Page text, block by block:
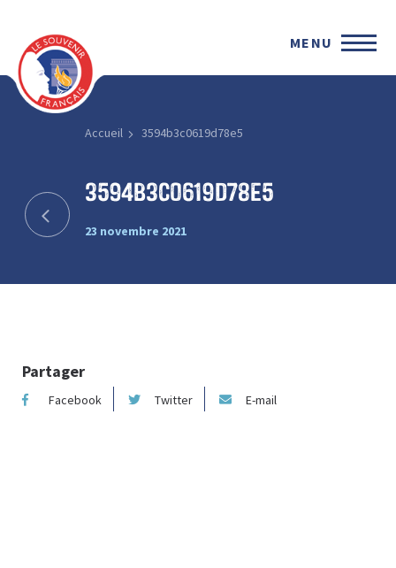
MENU
Accueil 3594b3c0619d78e5
3594b3c0619d78e5
23 novembre 2021
Partager
Facebook Twitter E-mail